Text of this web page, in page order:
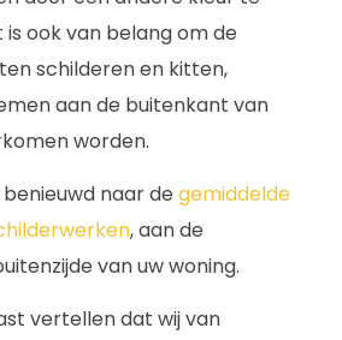
ook van belang om de
schilderen en kitten,
aan de buitenkant van
worden.
naar de gemiddelde
, aan de
van uw woning.
vertellen dat wij van